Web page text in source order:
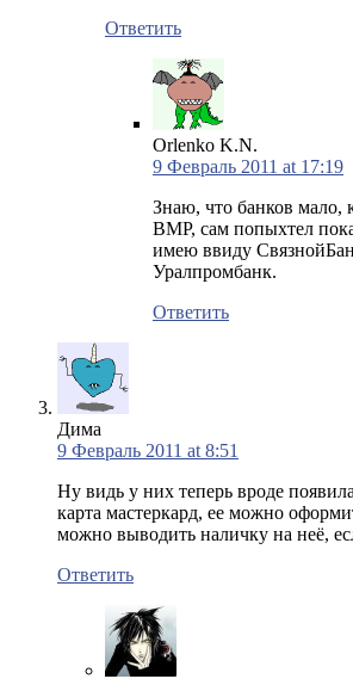
Ответить
Orlenko K.N.
9 Февраль 2011 at 17:19
Знаю, что банков мало,
ВМР, сам попыхтел
имею ввиду
Уралпромбанк.
Ответить
Дима
9 Февраль 2011 at 8:51
Ну видь у них теперь вроде
карта мастеркард, ее можно
можно выводить наличку на неё,
Ответить